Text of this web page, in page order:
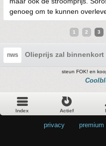
genoeg om te kunnen
1 2 3
nws Olieprijs zal
steun FOK! en
Index Actief
privacy premium